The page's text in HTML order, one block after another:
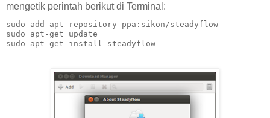
mengetik perintah berikut di Terminal:
sudo add-apt-repository ppa:sikon/steadyflow
sudo apt-get update
sudo apt-get install steadyflow